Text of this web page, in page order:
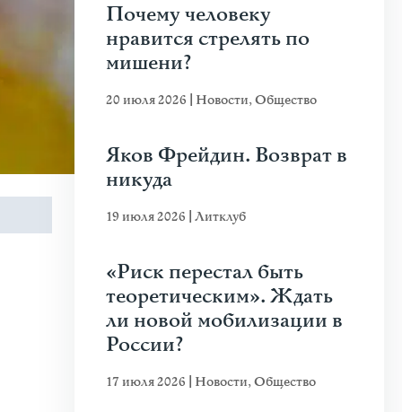
Почему человеку
нравится стрелять по
мишени?
20 июля 2026 Новости,Общество
Яков Фрейдин. Возврат в
никуда
19 июля 2026 Литклуб
«Риск перестал быть
теоретическим». Ждать
ли новой мобилизации в
России?
17 июля 2026 Новости,Общество